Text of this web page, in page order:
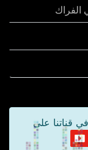
الفراك
قناتنا على